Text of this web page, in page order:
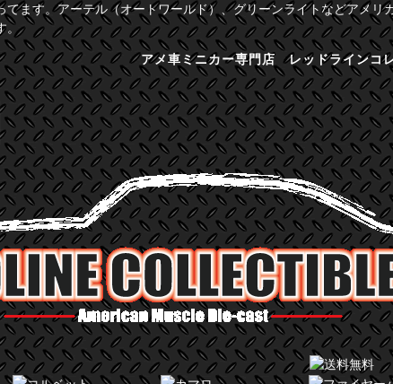
ます。アーテル（オートワールド）、グリーンライトなどアメ
。
アメ車ミニカー専門店 レッドラインコ